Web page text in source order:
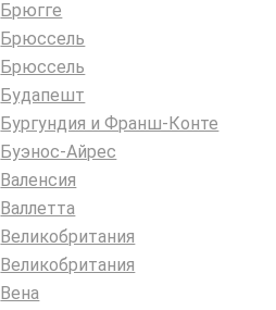
Брюгге
Брюссель
Брюссель
Будапешт
Бургундия и Франш-Конте
Буэнос-Айрес
Валенсия
Валлетта
Великобритания
Великобритания
Вена